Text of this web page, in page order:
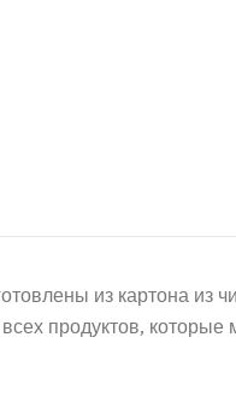
из картона
продуктов,